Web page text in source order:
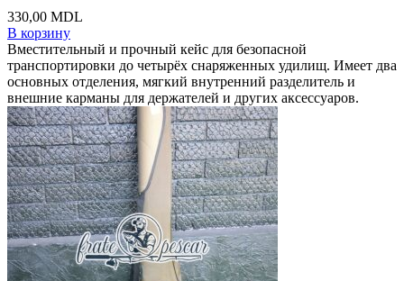
330,00 MDL
В корзину
Вместительный и прочный кейс для безопасной
транспортировки до четырёх снаряженных удилищ. Имеет два
основных отделения, мягкий внутренний разделитель и
внешние карманы для держателей и других аксессуаров.